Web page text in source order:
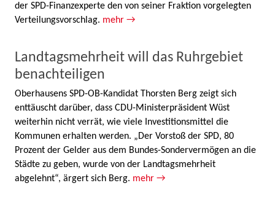
der SPD-Finanzexperte den von seiner Fraktion vorgelegten
Verteilungsvorschlag. mehr →
Landtagsmehrheit will das Ruhrgebiet
benachteiligen
Oberhausens SPD-OB-Kandidat Thorsten Berg zeigt sich
enttäuscht darüber, dass CDU-Ministerpräsident Wüst
weiterhin nicht verrät, wie viele Investitionsmittel die
Kommunen erhalten werden. „Der Vorstoß der SPD, 80
Prozent der Gelder aus dem Bundes-Sondervermögen an die
Städte zu geben, wurde von der Landtagsmehrheit
abgelehnt“, ärgert sich Berg. mehr →